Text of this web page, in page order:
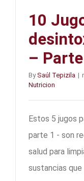
10
–
BySaúl Tepizila |
Nutricion
Estos 5 jugos
parte 1 - son
salud para
sustancias que